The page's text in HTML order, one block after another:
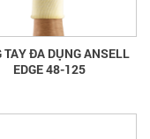
TAY ĐA DỤNG ANSELL
EDGE 48-125